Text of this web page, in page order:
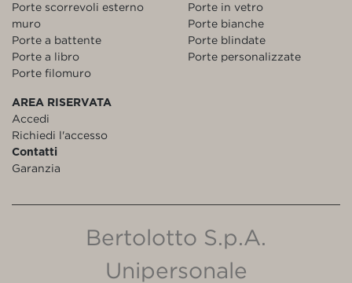
Porte scorrevoli esterno
muro
Porte a battente
Porte a libro
Porte filomuro
Porte in vetro
Porte bianche
Porte blindate
Porte personalizzate
AREA RISERVATA
Accedi
Richiedi l'accesso
Contatti
Garanzia
Bertolotto S.p.A.
Unipersonale